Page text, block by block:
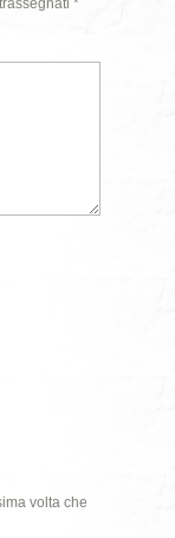
*
volta che